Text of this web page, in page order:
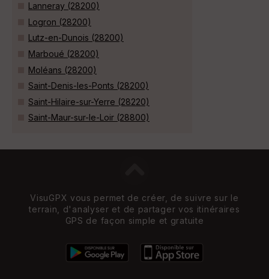
Lanneray (28200)
Logron (28200)
Lutz-en-Dunois (28200)
Marboué (28200)
Moléans (28200)
Saint-Denis-les-Ponts (28200)
Saint-Hilaire-sur-Yerre (28220)
Saint-Maur-sur-le-Loir (28800)
VisuGPX vous permet de créer, de suivre sur le
terrain, d'analyser et de partager vos itinéraires
GPS de façon simple et gratuite